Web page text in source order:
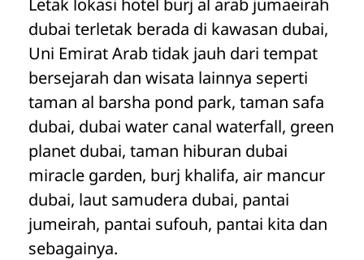
dubai terletak berada di kawasan dubai,
Uni Emirat Arab tidak jauh dari tempat
bersejarah dan wisata lainnya seperti
taman al barsha pond park, taman safa
dubai, dubai water canal waterfall, green
planet dubai, taman hiburan dubai
miracle garden, burj khalifa, air mancur
dubai, laut samudera dubai, pantai
jumeirah, pantai sufouh, pantai kita dan
sebagainya.